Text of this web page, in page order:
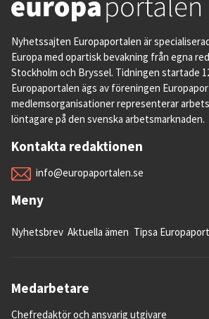
Nyhetssajten Europaportalen är
Europa med opartisk bevakning från egna
Stockholm och Bryssel. Tidningen startade
Europaportalen ägs av föreningen
medlemsorganisationer representerar
löntagare på den svenska arbetsmarknaden.
Kontakta redaktionen
info@europaportalen.se
Meny
Nyhetsbrev Aktuella ämen Tipsa
Medarbetare
Chefredaktör och ansvarig utgivare